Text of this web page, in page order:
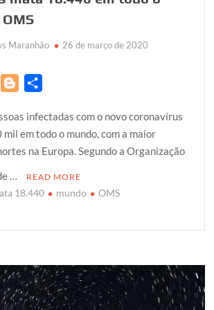
Maranhão 26 de março de 2020
W
o
g
g
r
a
r
e
infectadas com o novo coronavírus
em todo o mundo, com a maior
na Europa. Segundo a Organização
…
READ MORE
18.440 mundo OMS